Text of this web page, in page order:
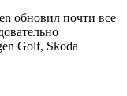
обновил почти все
Golf, Skoda